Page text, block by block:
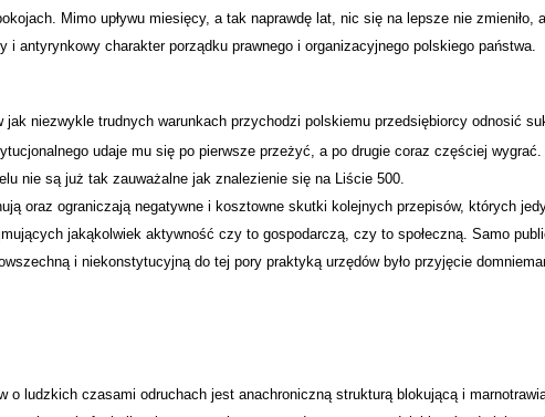
Mimo upływu miesięcy, a tak naprawdę lat, nic się na lepsze nie
i antyrynkowy charakter porządku prawnego i organizacyjnego polskiego państwa.
jak niezwykle trudnych warunkach przychodzi polskiemu przedsiębiorcy odnosić
udaje mu się po pierwsze przeżyć, a po drugie coraz częściej
nie są już tak zauważalne jak znalezienie się na Liście 500.
oraz ograniczają negatywne i kosztowne skutki kolejnych przepisów, których
jakąkolwiek aktywność czy to gospodarczą, czy to społeczną. Samo
i niekonstytucyjną do tej pory praktyką urzędów było przyjęcie
o ludzkich czasami odruchach jest anachroniczną strukturą blokującą i